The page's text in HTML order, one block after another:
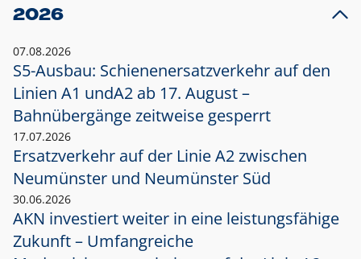
2026
07.08.2026
S5-Ausbau: Schienenersatzverkehr auf den
Linien A1 undA2 ab 17. August –
Bahnübergänge zeitweise gesperrt
17.07.2026
Ersatzverkehr auf der Linie A2 zwischen
Neumünster und Neumünster Süd
30.06.2026
AKN investiert weiter in eine leistungsfähige
Zukunft – Umfangreiche